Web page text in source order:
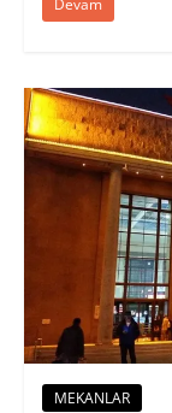
MEKANLAR